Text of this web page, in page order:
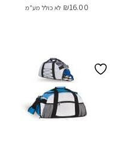
₪16.00 לא כולל מע"מ